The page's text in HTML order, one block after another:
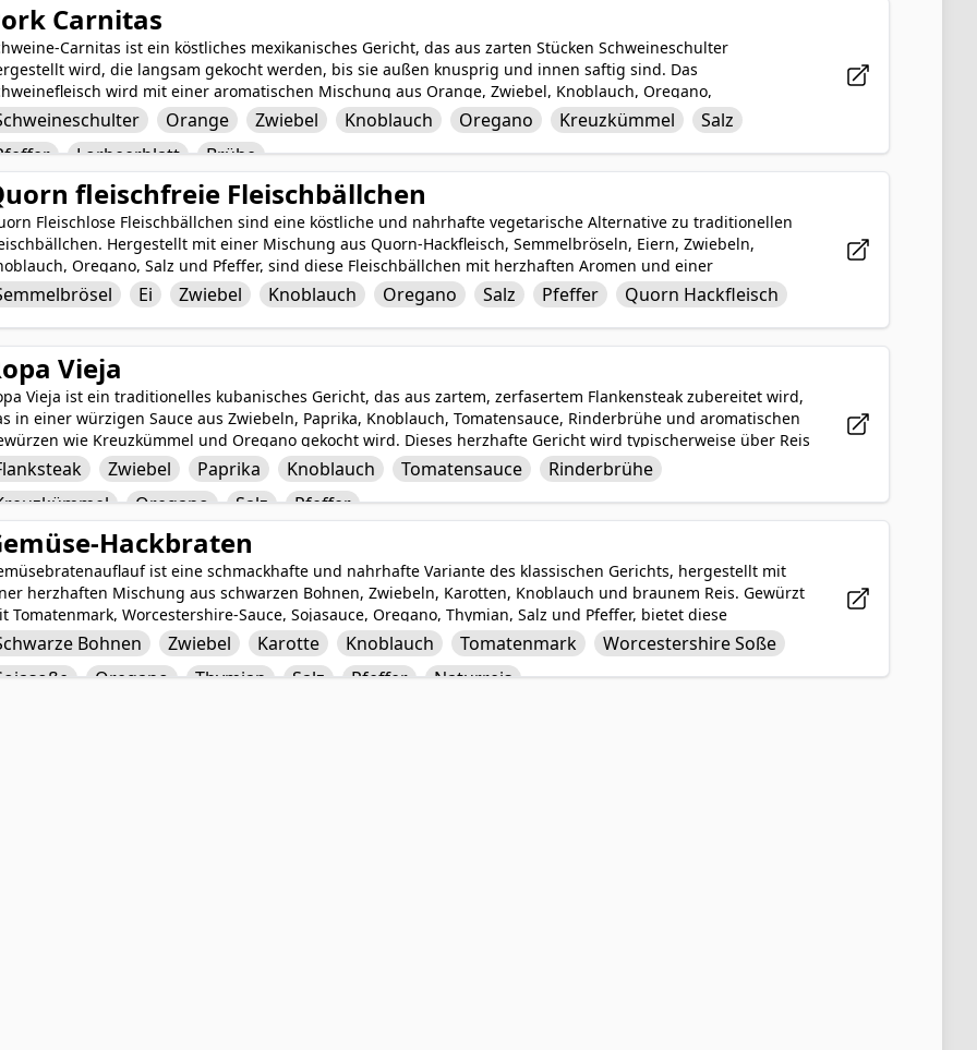
Carnitas
Carnitas ist ein köstliches mexikanisches Gericht, das aus zarten Stücken Schweineschulter
wird, die langsam gekocht werden, bis sie außen knusprig und innen saftig sind. Das
wird mit einer aromatischen Mischung aus Orange, Zwiebel, Knoblauch, Oregano,
Salz und Pfeffer gewürzt und in einer herzhaften Brühe mit Lorbeerblättern köchelt, bis es
gewürzt und zart ist. Nach dem Garen wird das Schweinefleisch in der Regel zerzupft und als
für Tacos, Burritos oder Nachos serviert, um jeder Mahlzeit einen Geschmacks- und Texturschub zu
Schweine-Carnitas sind ein beliebtes und zufriedenstellendes Gericht, das perfekt für Feiern oder
unter der Woche geeignet ist.
Orange Zwiebel Knoblauch Oregano Kreuzkümmel
Salz
Lorbeerblatt Brühe
fleischfreie Fleischbällchen
Fleischlose Fleischbällchen sind eine köstliche und nahrhafte vegetarische Alternative zu traditionellen
Hergestellt mit einer Mischung aus Quorn-Hackfleisch, Semmelbröseln, Eiern, Zwiebeln,
Oregano, Salz und Pfeffer, sind diese Fleischbällchen mit herzhaften Aromen und einer
herzhaften Textur gefüllt. Perfekt für vegetarische oder flexitarische Diäten, bieten diese
eine geschmackvolle und vielseitige Option für Pastagerichte, Sandwiches oder Vorspeisen. Sie
eine großartige Wahl für diejenigen, die ihren Fleischkonsum reduzieren möchten, ohne auf Geschmack
Qualität zu verzichten.
Ei Zwiebel Knoblauch Oregano Salz Pfeffer Quorn Hackfleisch
Vieja
Vieja ist ein traditionelles kubanisches Gericht, das aus zartem, zerfasertem Flankensteak zubereitet wird,
in einer würzigen Sauce aus Zwiebeln, Paprika, Knoblauch, Tomatensauce, Rinderbrühe und aromatischen
wie Kreuzkümmel und Oregano gekocht wird. Dieses herzhafte Gericht wird typischerweise über Reis
Bohnen serviert und bietet eine köstliche und befriedigende Mahlzeit mit einer perfekten Balance der
Der Name "Ropa Vieja" übersetzt sich im Spanischen mit "alte Kleider" und beschreibt das zerfasernde
des Rindfleisches, das an zerrissene Kleidung erinnert. Dieses Gericht ist eine beliebte und tröstliche
für diejenigen, die gerne einen Hauch kubanischer Küche genießen möchten.
Zwiebel Paprika Knoblauch Tomatensauce
Rinderbrühe
Oregano Salz Pfeffer
Hackbraten
ist eine schmackhafte und nahrhafte Variante des klassischen Gerichts, hergestellt mit
herzhaften Mischung aus schwarzen Bohnen, Zwiebeln, Karotten, Knoblauch und braunem Reis. Gewürzt
Tomatenmark, Worcestershire-Sauce, Sojasauce, Oregano, Thymian, Salz und Pfeffer, bietet diese
Version ein zufriedenstellendes Umami-Geschmacksprofil. Dieser gesunde und sättigende
ist eine köstliche und befriedigende Option für Vegetarier oder alle, die mehr pflanzliche Mahlzeiten in
Ernährung einbauen möchten.
Bohnen Zwiebel Karotte Knoblauch Tomatenmark
Worcestershire Soße
Oregano Thymian Salz Pfeffer Naturreis